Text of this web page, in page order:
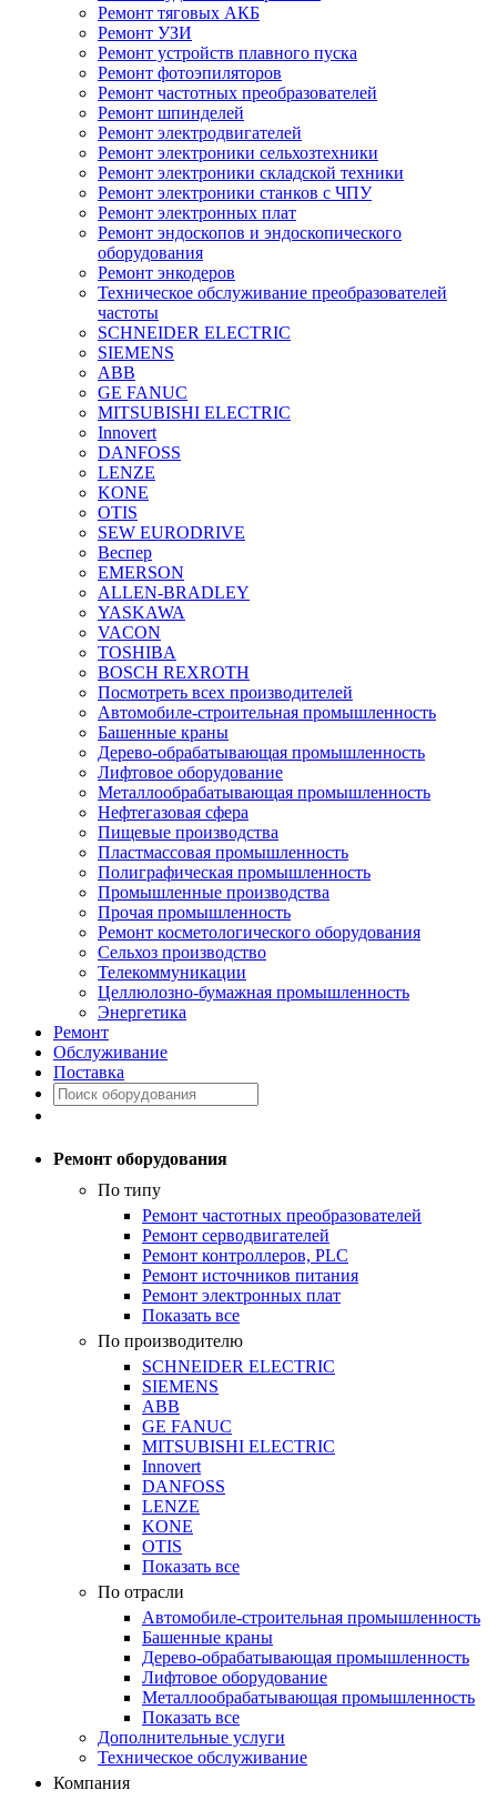
Ремонт тяговых АКБ
Ремонт УЗИ
Ремонт устройств плавного пуска
Ремонт фотоэпиляторов
Ремонт частотных преобразователей
Ремонт шпинделей
Ремонт электродвигателей
Ремонт электроники сельхозтехники
Ремонт электроники складской техники
Ремонт электроники станков с ЧПУ
Ремонт электронных плат
Ремонт эндоскопов и эндоскопического
оборудования
Ремонт энкодеров
Техническое обслуживание преобразователей
частоты
SCHNEIDER ELECTRIC
SIEMENS
ABB
GE FANUC
MITSUBISHI ELECTRIC
Innovert
DANFOSS
LENZE
KONE
OTIS
SEW EURODRIVE
Веспер
EMERSON
ALLEN-BRADLEY
YASKAWA
VACON
TOSHIBA
BOSCH REXROTH
Посмотреть всех производителей
Автомобиле-строительная промышленность
Башенные краны
Дерево-обрабатывающая промышленность
Лифтовое оборудование
Металлообрабатывающая промышленность
Нефтегазовая сфера
Пищевые производства
Пластмассовая промышленность
Полиграфическая промышленность
Промышленные производства
Прочая промышленность
Ремонт косметологического оборудования
Сельхоз производство
Телекоммуникации
Целлюлозно-бумажная промышленность
Энергетика
Ремонт
Обслуживание
Поставка
Ремонт оборудования
По типу
Ремонт частотных преобразователей
Ремонт серводвигателей
Ремонт контроллеров, PLC
Ремонт источников питания
Ремонт электронных плат
Показать все
По производителю
SCHNEIDER ELECTRIC
SIEMENS
ABB
GE FANUC
MITSUBISHI ELECTRIC
Innovert
DANFOSS
LENZE
KONE
OTIS
Показать все
По отрасли
Автомобиле-строительная промышленность
Башенные краны
Дерево-обрабатывающая промышленность
Лифтовое оборудование
Металлообрабатывающая промышленность
Показать все
Дополнительные услуги
Техническое обслуживание
Компания